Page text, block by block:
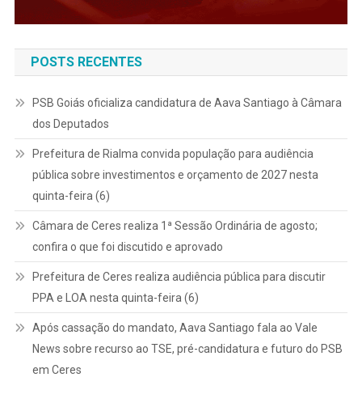
POSTS RECENTES
PSB Goiás oficializa candidatura de Aava Santiago à Câmara
dos Deputados
Prefeitura de Rialma convida população para audiência
pública sobre investimentos e orçamento de 2027 nesta
quinta-feira (6)
Câmara de Ceres realiza 1ª Sessão Ordinária de agosto;
confira o que foi discutido e aprovado
Prefeitura de Ceres realiza audiência pública para discutir
PPA e LOA nesta quinta-feira (6)
Após cassação do mandato, Aava Santiago fala ao Vale
News sobre recurso ao TSE, pré-candidatura e futuro do PSB
em Ceres